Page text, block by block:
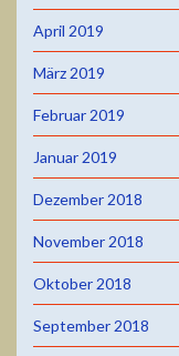
April 2019
März 2019
Februar 2019
Januar 2019
Dezember 2018
November 2018
Oktober 2018
September 2018